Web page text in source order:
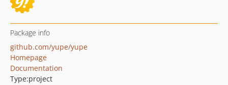
Package info
github.com/yupe/yupe
Homepage
Documentation
Type:project